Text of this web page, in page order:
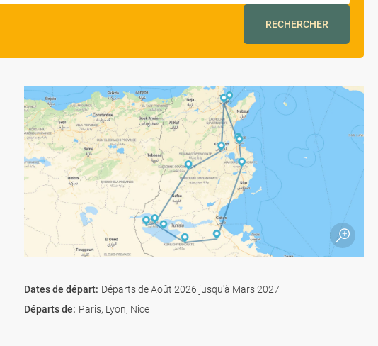
RECHERCHER
Dates de départ: Départs de Août 2026 jusqu'à Mars 2027
Départs de: Paris, Lyon, Nice